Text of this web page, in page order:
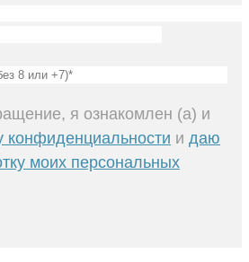
я ознакомлен (а) и
конфиденциальности и даю
моих персональных